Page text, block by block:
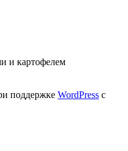
и картофелем
поддержке WordPress с